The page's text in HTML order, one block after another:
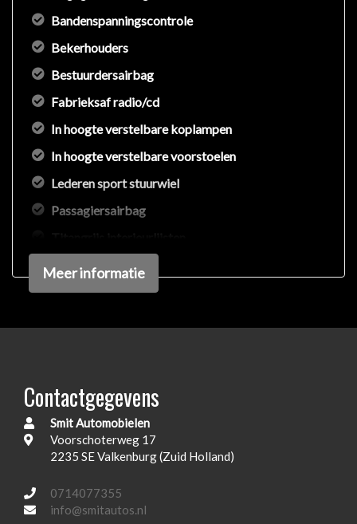
op met de verkoper voor aanvullende vragen.
Bandenspanningscontrole
Bekerhouders
Bestuurdersairbag
Fabrieksaf radio/cd
In hoogte verstelbare koplampen
In hoogte verstelbare voorstoelen
Lederen sport stuurwiel
Passagiersairbag
Zetelbekleding stof / proluxe stof
Zij airbag(s) voor
Interieur
Airco
Armsteun voor
Buitentemperatuurmeter
Elektrische ramen voor
Meer informatie
Contactgegevens
Smit Automobielen
Voorschoterweg 17
2235 SE Valkenburg (Zuid Holland)
0714077355
info@smitautos.nl